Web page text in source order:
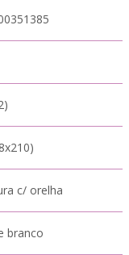
c/ orelha
branco